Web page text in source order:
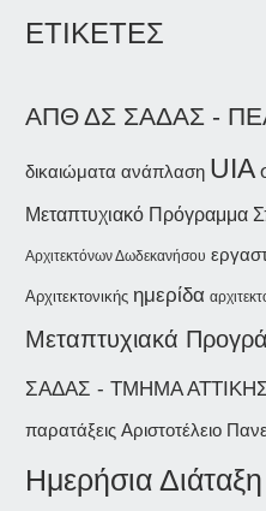
ΕΤΙΚΕΤΕΣ
ΑΠΘΔΣ ΣΑΔΑΣ -
δικαιώματα ανάπλαση UIA
Μεταπτυχιακό Πρόγραμμα
Αρχιτεκτόνων Δωδεκανήσου
Αρχιτεκτονικής ημερίδα
Μεταπτυχιακά
ΣΑΔΑΣ - ΤΜΗΜΑ
παρατάξεις Αριστοτέλειο
Ημερήσια Διάταξη